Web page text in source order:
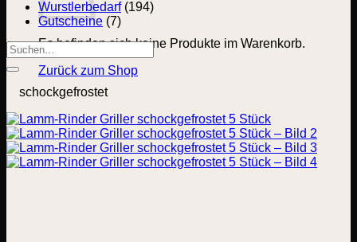
Es befinden sich keine Produkte im Warenkorb.
Zurück zum Shop
Wurstlerbedarf (194)
Gutscheine (7)
Suchen
nach:
schockgefrostet